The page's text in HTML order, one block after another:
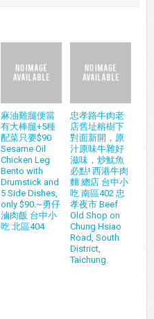
麻油雞腿便當
有大棒腿+5種
配菜只要$90
Sesame Oil
Chicken Leg
Bento with
Drumstick and
5 Side Dishes,
only $90.~勇仔
滷肉飯 台中小
吃 北區404
忠孝路牛肉老
店舊址榕樹下
對面新開，原
汁原味牛雜好
滋味，炒魷魚
必點! 西港牛肉
麵 總店 台中小
吃 南區402 忠
孝夜市 Beef
Old Shop on
Chung Hsiao
Road, South
District,
Taichung.